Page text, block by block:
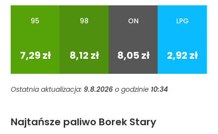
95 98 ON LPG
7,29 zł 8,12 zł 8,05 zł 2,92 zł
Ostatnia aktualizacja: 9.8.2026 o godzinie 10:34
Najtańsze paliwo Borek Stary